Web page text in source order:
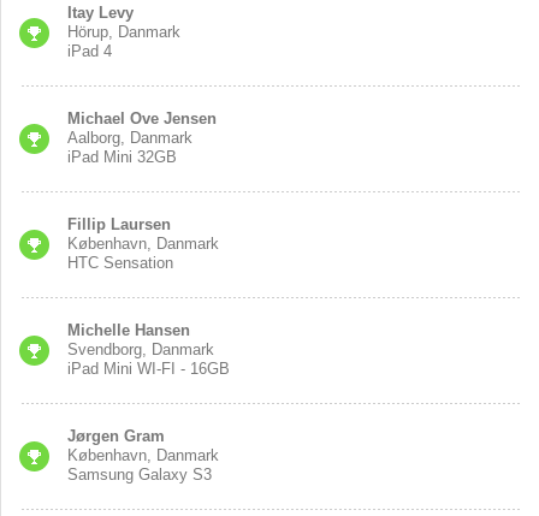
Itay Levy
Hörup, Danmark
iPad 4
Michael Ove Jensen
Aalborg, Danmark
iPad Mini 32GB
Fillip Laursen
København, Danmark
HTC Sensation
Michelle Hansen
Svendborg, Danmark
iPad Mini WI-FI - 16GB
Jørgen Gram
København, Danmark
Samsung Galaxy S3